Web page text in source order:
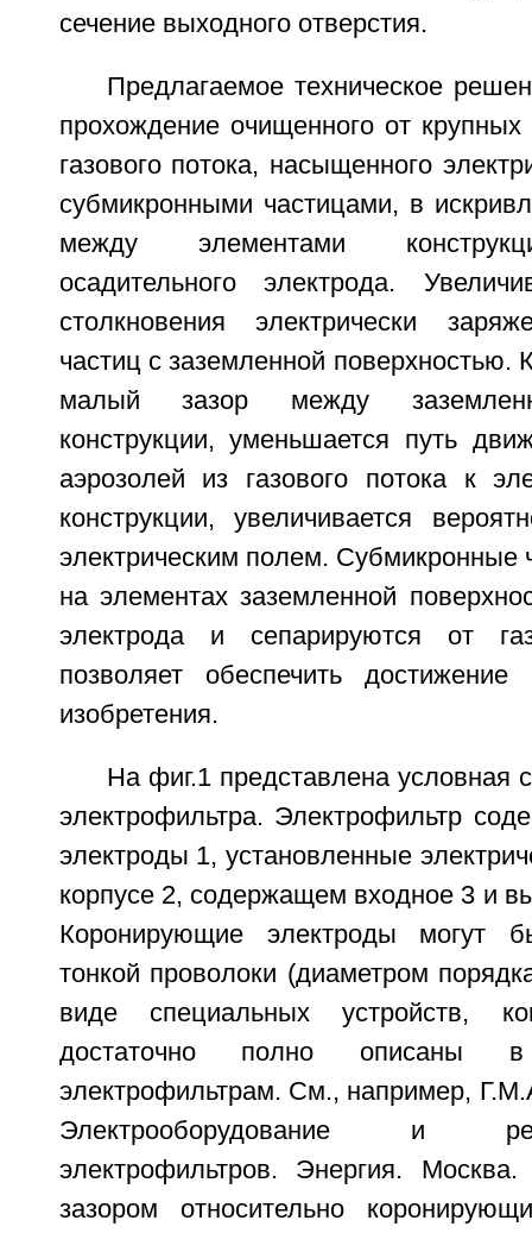
сечение выходного отверстия.
Предлагаемое техническое
прохождение очищенного от крупных
газового потока, насыщенного
субмикронными частицами, в
между элементами
осадительного электрода.
столкновения электрически
частиц с заземленной поверхностью.
малый зазор между
конструкции, уменьшается путь
аэрозолей из газового потока к
конструкции, увеличивается
электрическим полем. Субмикронные
на элементах заземленной
электрода и сепарируются от
позволяет обеспечить достижение
изобретения.
На фиг.1 представлена условная
электрофильтра. Электрофильтр
электроды 1, установленные
корпусе 2, содержащем входное 3 и
Коронирующие электроды могут
тонкой проволоки (диаметром
виде специальных устройств,
достаточно полно описаны
электрофильтрам. См., например,
Электрооборудование и
электрофильтров. Энергия.
зазором относительно